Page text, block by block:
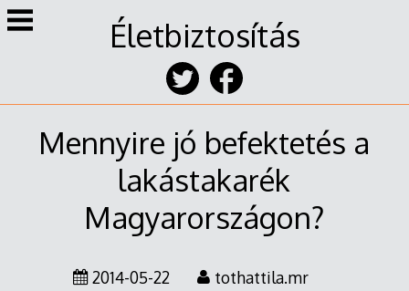
Skip
to
Életbiztosítás
Mennyire jó befektetés a
lakástakarék
Magyarországon?
2014-05-222014- tothattila.mr